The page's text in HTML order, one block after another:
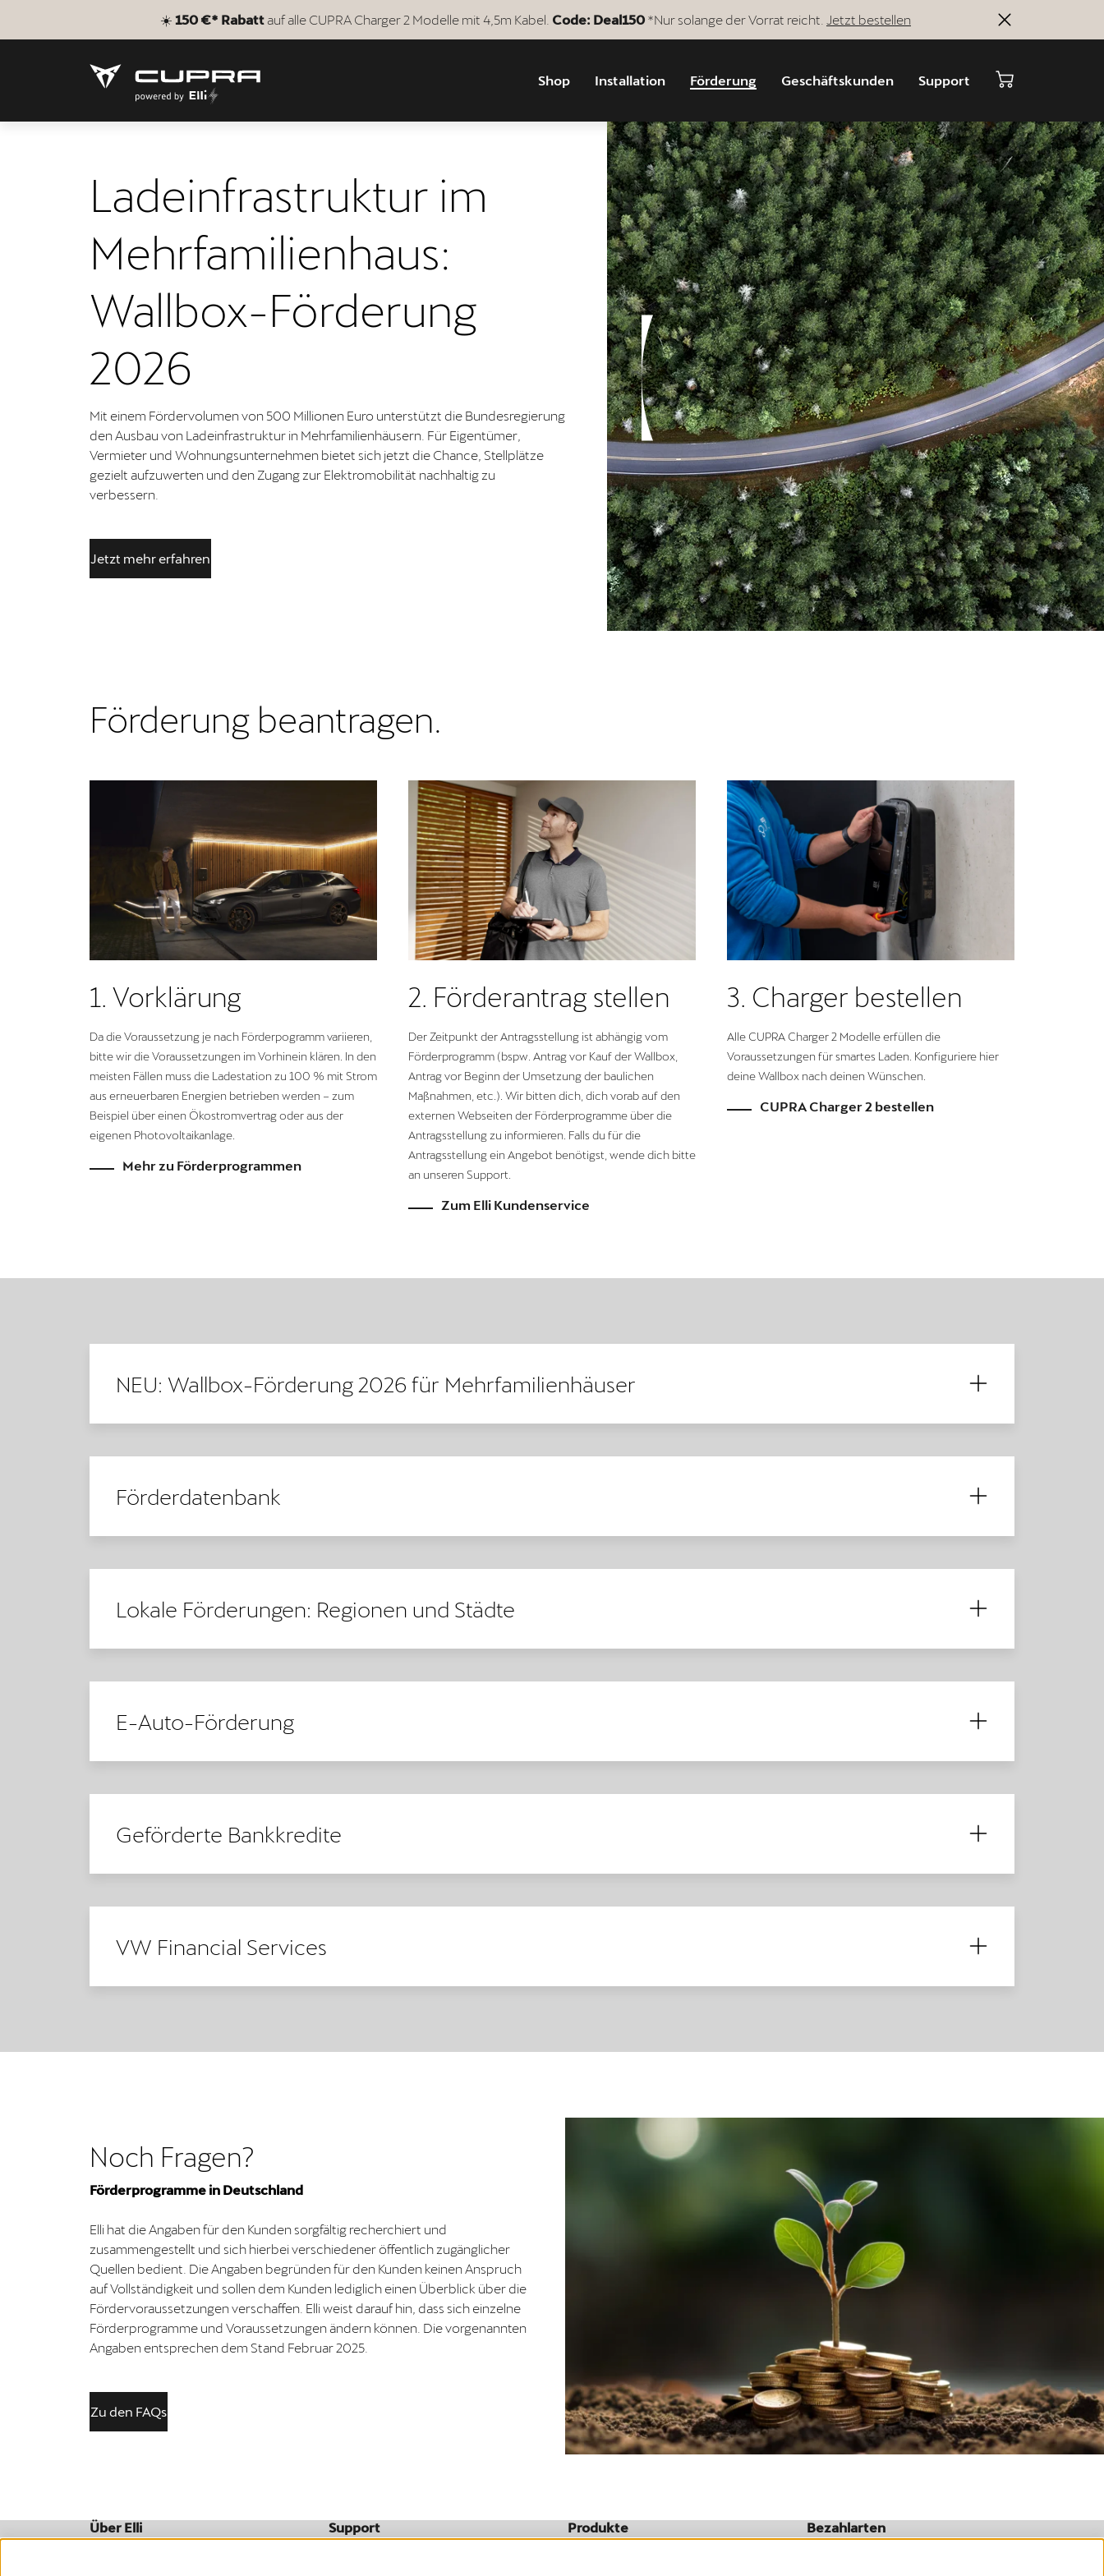
☀️ 150 €* Rabattauf alle CUPRA Charger 2 Modelle mit 4,5m Kabel. Code: Deal150*Nur solange der Vorrat reicht. Jetzt bestellen
Shop Installation Förderung Geschäftskunden Support
Ladeinfrastruktur im
Mehrfamilienhaus:
Wallbox-Förderung
2026
Mit einem Fördervolumen von 500 Millionen Euro unterstützt die Bundesregierung
den Ausbau von Ladeinfrastruktur in Mehrfamilienhäusern. Für Eigentümer,
Vermieter und Wohnungsunternehmen bietet sich jetzt die Chance, Stellplätze
gezielt aufzuwerten und den Zugang zur Elektromobilität nachhaltig zu
verbessern.
Jetzt mehr erfahren
Förderung beantragen.
1. Vorklärung
Da die Voraussetzung je nach Förderpogramm variieren,
bitte wir die Voraussetzungen im Vorhinein klären. In den
meisten Fällen muss die Ladestation zu 100 % mit Strom
aus erneuerbaren Energien betrieben werden – zum
Beispiel über einen Ökostromvertrag oder aus der
eigenen Photovoltaikanlage.
Mehr zu Förderprogrammen
2. Förderantrag stellen
Der Zeitpunkt der Antragsstellung ist abhängig vom
Förderprogramm (bspw. Antrag vor Kauf der Wallbox,
Antrag vor Beginn der Umsetzung der baulichen
Maßnahmen, etc.). Wir bitten dich, dich vorab auf den
externen Webseiten der Förderprogramme über die
Antragsstellung zu informieren. Falls du für die
Antragsstellung ein Angebot benötigst, wende dich bitte
an unseren Support.
Zum Elli Kundenservice
3. Charger bestellen
Alle CUPRA Charger 2 Modelle erfüllen die
Voraussetzungen für smartes Laden. Konfiguriere hier
deine Wallbox nach deinen Wünschen.
CUPRA Charger 2 bestellen
NEU: Wallbox-Förderung 2026 für Mehrfamilienhäuser
Förderdatenbank
Lokale Förderungen: Regionen und Städte
E-Auto-Förderung
Geförderte Bankkredite
VW Financial Services
Noch Fragen?
Förderprogramme in Deutschland
Elli hat die Angaben für den Kunden sorgfältig recherchiert und
zusammengestellt und sich hierbei verschiedener öffentlich zugänglicher
Quellen bedient. Die Angaben begründen für den Kunden keinen Anspruch
auf Vollständigkeit und sollen dem Kunden lediglich einen Überblick über die
Fördervoraussetzungen verschaffen. Elli weist darauf hin, dass sich einzelne
Förderprogramme und Voraussetzungen ändern können. Die vorgenannten
Angaben entsprechen dem Stand Februar 2025.
Zu den FAQs
Über Elli
Support
Produkte
Bezahlarten